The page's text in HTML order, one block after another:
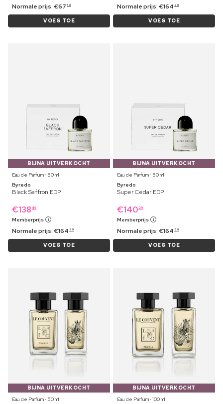
Normale prijs:€67 59
VOEG TOE
Normale prijs:€164 99
VOEG TOE
BIJNA UITVERKOCHT
Eau de Parfum ⋅ 50 ml
Byredo
Black Saffron EDP
€138 49
Memberprijs
Normale prijs:€164 99
VOEG TOE
BIJNA UITVERKOCHT
Eau de Parfum ⋅ 50 ml
Byredo
Super Cedar EDP
€140 29
Memberprijs
Normale prijs:€164 99
VOEG TOE
BIJNA UITVERKOCHT
Eau de Parfum ⋅ 50 ml
BIJNA UITVERKOCHT
Eau de Parfum ⋅ 100 ml